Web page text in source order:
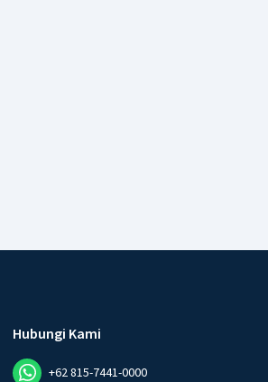
Hubungi Kami
+62 815-7441-0000